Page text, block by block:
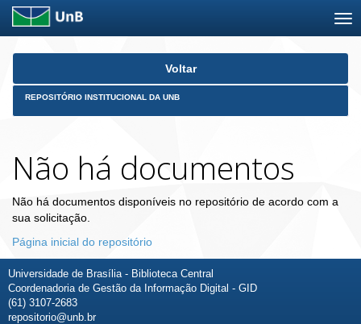
Skip
Voltar
REPOSITÓRIO INSTITUCIONAL DA UNB
Não há documentos
Não há documentos disponíveis no repositório de acordo com a
sua solicitação.
Página inicial do repositório
Universidade de Brasília - Biblioteca Central
Coordenadoria de Gestão da Informação Digital - GID
(61) 3107-2683
repositorio@unb.br